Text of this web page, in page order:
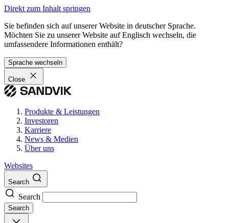
Direkt zum Inhalt springen
Sie befinden sich auf unserer Website in deutscher Sprache.
Möchten Sie zu unserer Website auf Englisch wechseln, die
umfassendere Informationen enthält?
Sprache wechseln
Close
Produkte & Leistungen
Investoren
Karriere
News & Medien
Über uns
Websites
Search
Search
Search